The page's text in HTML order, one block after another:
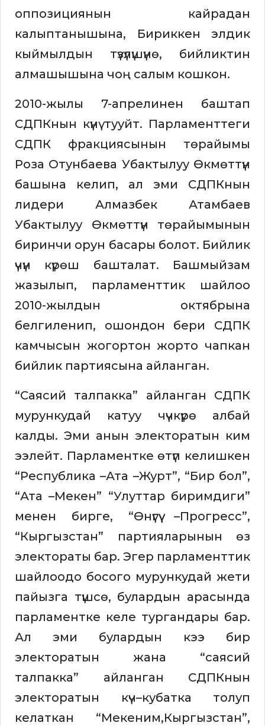
оппозициянын кайрадан
калыптанышына, Бириккен элдик
кыймылдын түзүлүшүнө, бийликтин
алмашышына чоң салым кошкон.
2010-жылы 7-апрелинен баштап
СДПКнын күнү тууйт. Парламенттеги
СДПК фракциясынын төрайымы
Роза Отунбаева Убактылуу Өкмөттүн
башына келип, ал эми СДПКнын
лидери Алмазбек Атамбаев
Убактылуу Өкмөттүн төрайымынын
биринчи орун басары болот. Бийлик
үчүн күрөш башталат. Башмыйзам
жазылып, парламенттик шайлоо
2010-жылдын октябрына
белгиленип, ошондон бери СДПК
камчысын жогортон жорто чапкан
бийлик партиясына айланган.
“Саясий талпакка” айланган СДПК
мурункудай катуу чүчкүрө албай
калды. Эми анын электоратын ким
ээлейт. Парламентке өтүп келишкен
“Республика –Ата –Журт”, “Бир бол”,
“Ата –Мекен” “Улуттар биримдиги”
менен бирге, “Өнүгүү –Прогресс”,
“Кыргызстан” партияларынын өз
электораты бар. Эгер парламенттик
шайлоодо босого мурункудай жети
пайызга түшсө, булардын арасында
парламентке келе тургандары бар.
Ал эми булардын кээ бир
электоратын жана “саясий
талпакка” айланган СДПКнын
электоратын күч–кубатка толуп
келаткан “Мекеним,Кыргызстан”,